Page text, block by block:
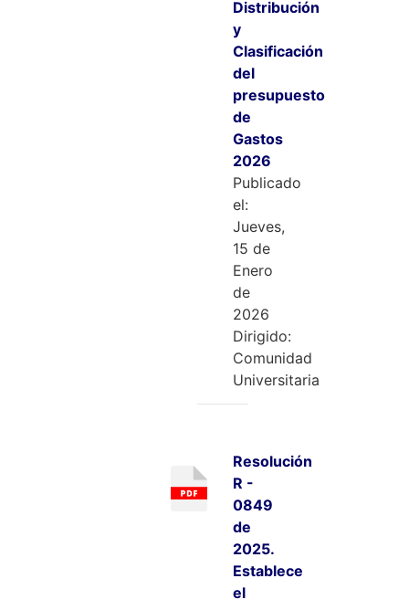
Distribución
y
Clasificación
del
presupuesto
de
Gastos
2026
Publicado
el:
Jueves,
15 de
Enero
de
2026
Dirigido:
Comunidad
Universitaria
Resolución
R -
0849
de
2025.
Establece
el